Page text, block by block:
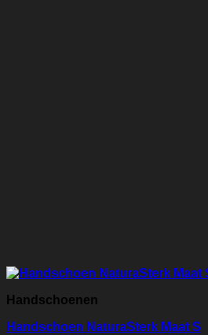
Handschoenen
Handschoen NaturaSterk Maat S